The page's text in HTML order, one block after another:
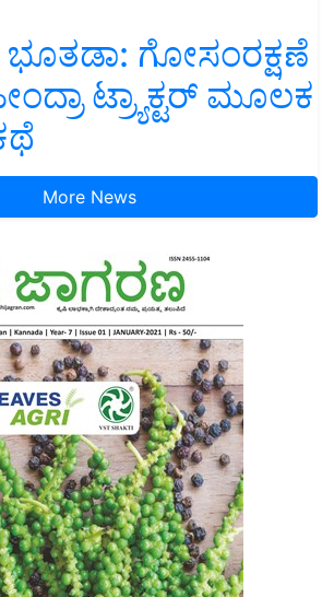
ಗೋಸಂರಕ್ಷಣೆ
ಟ್ರ್ಯಾಕ್ಟರ್ ಮೂಲಕ
More News